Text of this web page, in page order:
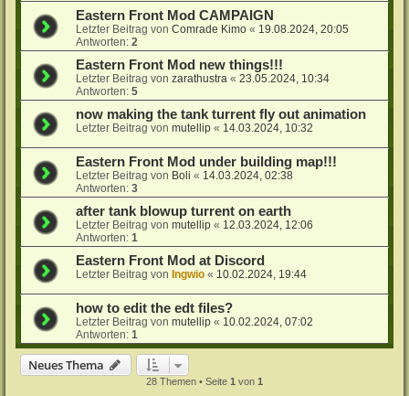
Eastern Front Mod CAMPAIGN
Letzter Beitrag vonComrade Kimo « 19.08.2024, 20:05
Antworten:2
Eastern Front Mod new things!!!
Letzter Beitrag vonzarathustra «23.05.2024, 10:34
Antworten:5
now making the tank turrent fly out animation
Letzter Beitrag vonmutellip « 14.03.2024, 10:32
Eastern Front Mod under building map!!!
Letzter Beitrag von Boli « 14.03.2024, 02:38
Antworten:3
after tank blowup turrent on earth
Letzter Beitrag vonmutellip « 12.03.2024, 12:06
Antworten:1
Eastern Front Mod at Discord
Letzter Beitrag von Ingwio « 10.02.2024, 19:44
how to edit the edt files?
Letzter Beitrag vonmutellip « 10.02.2024, 07:02
Antworten:1
Neues Thema
28 Themen • Seite 1 von 1